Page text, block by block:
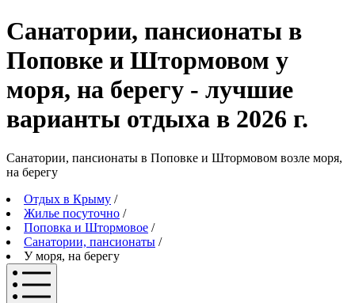
Санатории, пансионаты в
Поповке и Штормовом у
моря, на берегу - лучшие
варианты отдыха в 2026 г.
Санатории, пансионаты в Поповке и Штормовом возле моря,
на берегу
Отдых в Крыму /
Жилье посуточно /
Поповка и Штормовое /
Санатории, пансионаты /
У моря, на берегу